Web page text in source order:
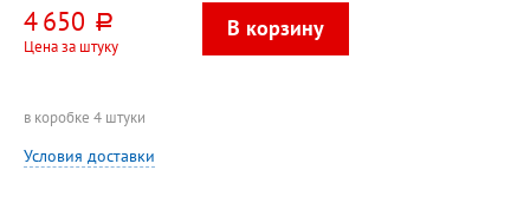
4 650 руб.
Цена за штуку
в коробке 4 штуки
Условия доставки